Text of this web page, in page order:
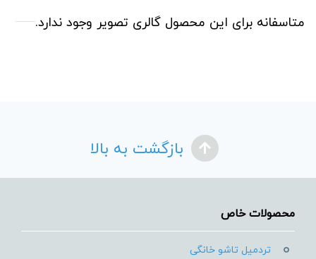
متاسفانه برای این محصول گالری تصویر وجود ندارد.
بازگشت به بالا
محصولات خاص
تردمیل تاشو خانگی